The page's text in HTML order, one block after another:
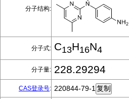
分子结构:
分子式: C13H16N4
分子量: 228.29294
CAS登录号: 220844-79-1